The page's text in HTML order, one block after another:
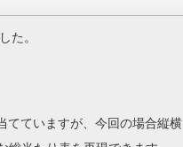
た。
てていますが、今回の場合縦横